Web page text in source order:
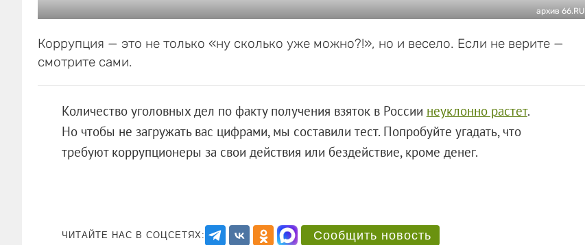
архив 66.RU
Коррупция — это не только «ну сколько уже можно?!», но и весело. Если не верите —
смотрите сами.
Количество уголовных дел по факту получения взяток в России неуклонно растет.
Но чтобы не загружать вас цифрами, мы составили тест. Попробуйте угадать, что
требуют коррупционеры за свои действия или бездействие, кроме денег.
ЧИТАЙТЕ НАС В СОЦСЕТЯХ: Сообщить новость